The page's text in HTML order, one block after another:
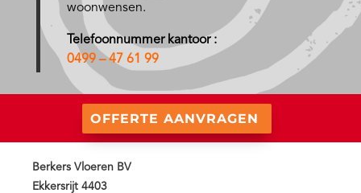
woonwensen.
Telefoonnummer kantoor :
0499 – 47 61 99
OFFERTE AANVRAGEN
Berkers Vloeren BV
Ekkersrijt 4403